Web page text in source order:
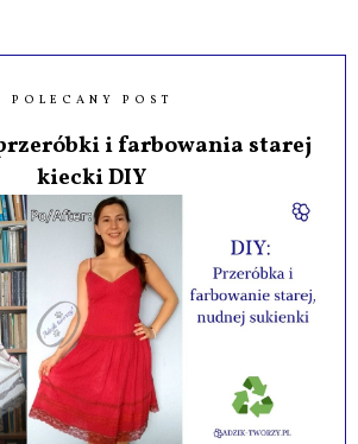
POLECANY POST
i farbowania starej
kiecki DIY